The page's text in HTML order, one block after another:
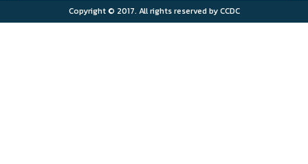
PM2.5
Copyright © 2017. All rights reserved by CCDC